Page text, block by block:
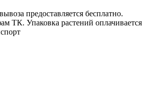
предоставляется бесплатно.
Упаковка растений оплачивается